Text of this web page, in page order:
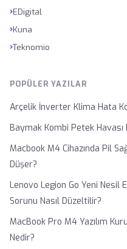
›EDigital
›Kuna
›Teknomio
POPÜLER YAZILAR
Arçelik İnverter Klima Hata
Baymak Kombi Petek Havası
Macbook M4 Cihazında Pil
Düşer?
Lenovo Legion Go Yeni Nesil
Sorunu Nasıl Düzeltilir?
MacBook Pro M4 Yazılım
Nedir?